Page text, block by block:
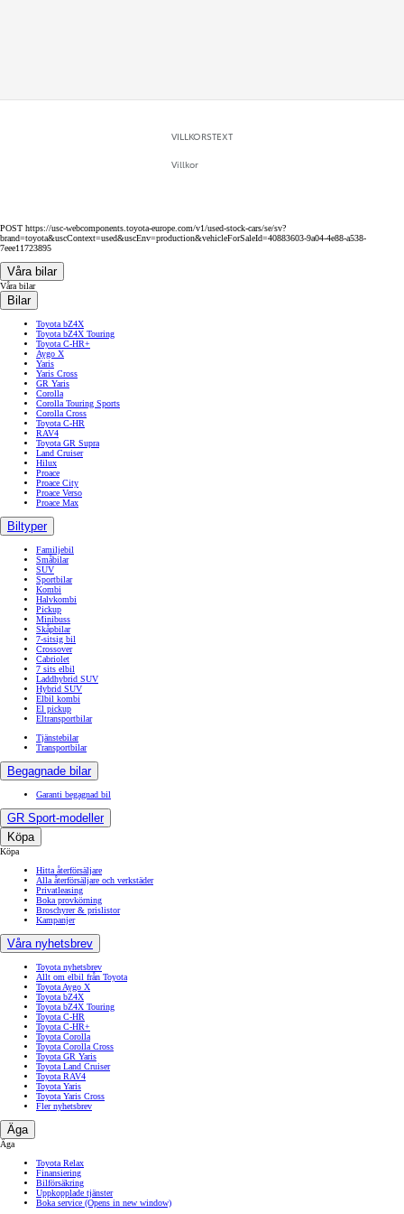
8 liknande bilar
POST https://usc-webcomponents.toyota-europe.com/v1/used-stock-cars/se/sv?
brand=toyota&uscContext=used&uscEnv=production&vehicleForSaleId=40883603-9a04-4e88-a538-
Våra bilar
Våra bilar
Bilar
Toyota bZ4X
Toyota bZ4X Touring
Toyota C-HR+
Aygo X
Yaris
Yaris Cross
GR Yaris
Corolla
Corolla Touring Sports
Corolla Cross
Toyota C-HR
Toyota GR Supra
Land Cruiser
Proace
Proace City
Proace Max
Biltyper
Familjebil
Sportbilar
Kombi
Halvkombi
Pickup
Minibuss
Skåpbilar
7-sitsig bil
Crossover
Cabriolet
7 sits elbil
Laddhybrid SUV
Hybrid SUV
Elbil kombi
El pickup
Eltransportbilar
Tjänstebilar
Transportbilar
Begagnade bilar
Garanti begagnad bil
GR Sport-modeller
Köpa
Köpa
Hitta återförsäljare
Alla återförsäljare och verkstäder
Privatleasing
Boka provkörning
Broschyrer & prislistor